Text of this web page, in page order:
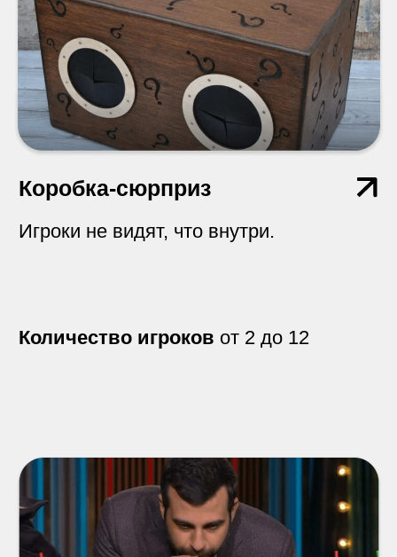
Выездная игра в стиле ТВ-шоу для
нескольких команд
Tehno-game
На лбу написано
Задача команды - отгадать как можно
больше слов, которые напечатаны на